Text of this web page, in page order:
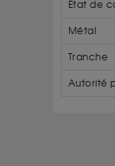
État de
Métal
Tranche
Autorité